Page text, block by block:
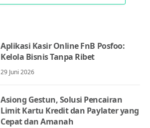
Aplikasi Kasir Online FnB Posfoo:
Kelola Bisnis Tanpa Ribet
29 Juni 2026
Asiong Gestun, Solusi Pencairan
Limit Kartu Kredit dan Paylater yang
Cepat dan Amanah